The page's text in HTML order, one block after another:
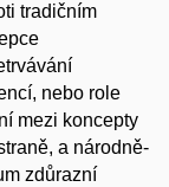
tradičním
nebo role
mezi koncepty
a národně-
zdůrazní